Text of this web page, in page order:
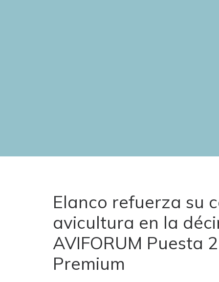
Elanco refuerza su
avicultura en la
AVIFORUM Puesta
Premium